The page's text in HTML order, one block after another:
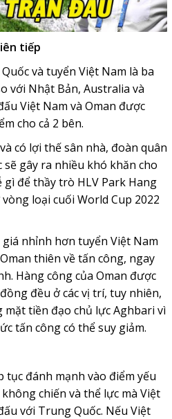
tiếp
và tuyển Việt Nam là ba
với Nhật Bản, Australia và
Việt Nam và Oman được
cho cả 2 bên.
có lợi thế sân nhà, đoàn quân
sẽ gây ra nhiều khó khăn cho
để thầy trò HLV Park Hang
loại cuối World Cup 2022
nhỉnh hơn tuyển Việt Nam
thiên về tấn công, ngay
Hàng công của Oman được
đều ở các vị trí, tuy nhiên,
tiền đạo chủ lực Aghbari vì
tấn công có thể suy giảm.
tục đánh mạnh vào điểm yếu
chiến và thể lực mà Việt
với Trung Quốc. Nếu Việt